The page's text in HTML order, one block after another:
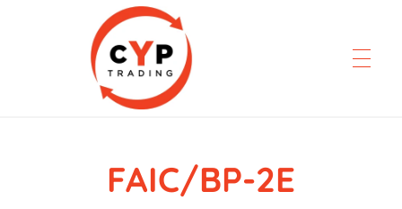
CYP Trading
Professionelle ErsatzteilbeschaffungFAIC/BP-2E